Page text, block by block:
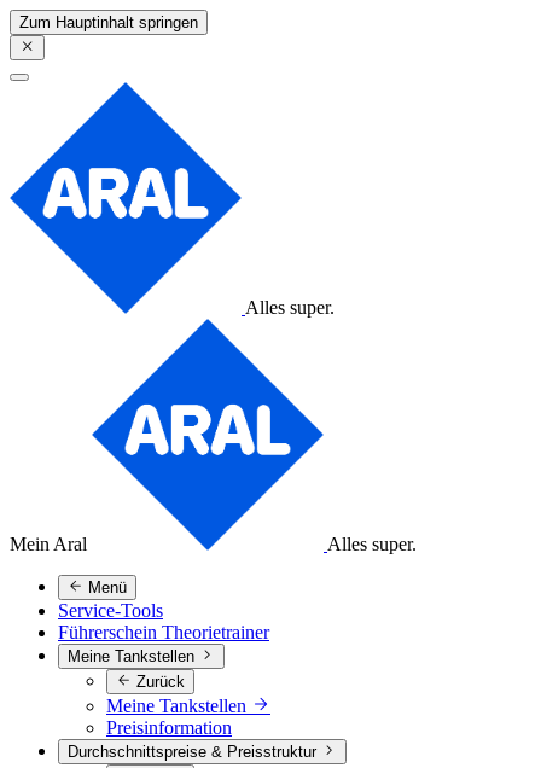
Zum Hauptinhalt springen
Alles super.
Mein Aral Alles super.
Menü
Service-Tools
Führerschein Theorietrainer
Meine Tankstellen
Zurück
Meine Tankstellen
Preisinformation
Durchschnittspreise & Preisstruktur